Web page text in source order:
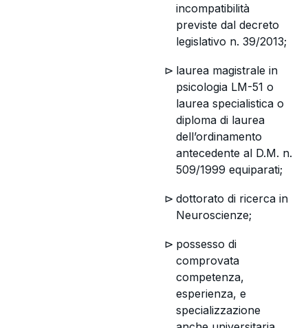
incompatibilità
previste dal decreto
legislativo n. 39/2013;
laurea magistrale in
psicologia LM-51 o
laurea specialistica o
diploma di laurea
dell’ordinamento
antecedente al D.M. n.
509/1999 equiparati;
dottorato di ricerca in
Neuroscienze;
possesso di
comprovata
competenza,
esperienza, e
specializzazione